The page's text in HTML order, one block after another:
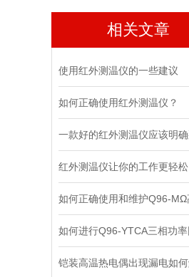
相关文章
使用红外测温仪的一些建议
如何正确使用红外测温仪？
红外测温仪让你的工作更轻松